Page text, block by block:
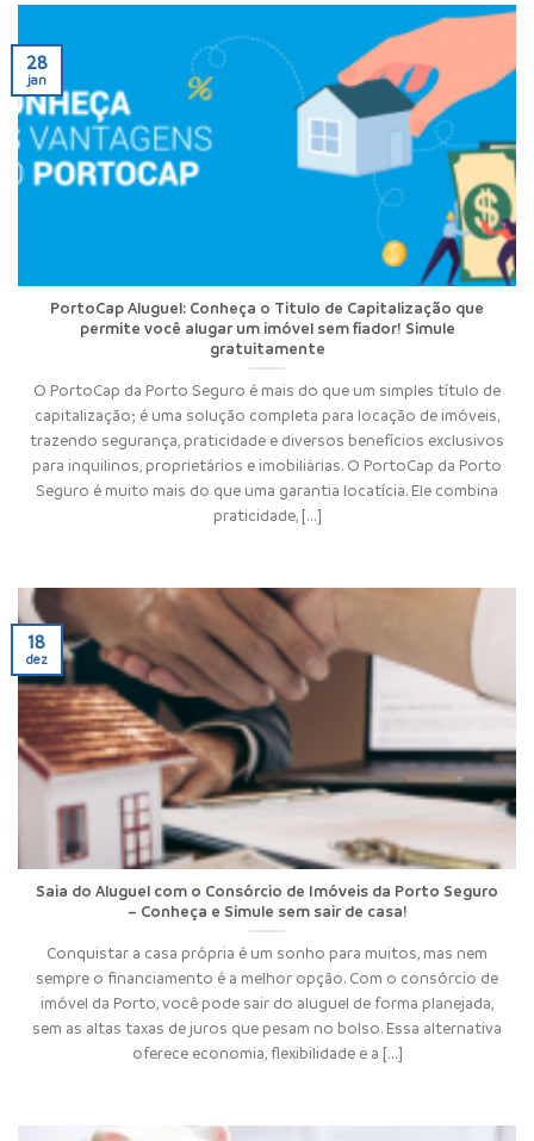
PortoCap Aluguel: Conheça o Titulo de Capitalização que
permite você alugar um imóvel sem fiador! Simule
gratuitamente
O PortoCap da Porto Seguro é mais do que um simples título de
capitalização; é uma solução completa para locação de imóveis,
trazendo segurança, praticidade e diversos benefícios exclusivos
para inquilinos, proprietários e imobiliárias. O PortoCap da Porto
Seguro é muito mais do que uma garantia locatícia. Ele combina
praticidade, [...]
28
jan
Saia do Aluguel com o Consórcio de Imóveis da Porto Seguro
– Conheça e Simule sem sair de casa!
Conquistar a casa própria é um sonho para muitos, mas nem
sempre o financiamento é a melhor opção. Com o consórcio de
imóvel da Porto, você pode sair do aluguel de forma planejada,
sem as altas taxas de juros que pesam no bolso. Essa alternativa
oferece economia, flexibilidade e a [...]
18
dez